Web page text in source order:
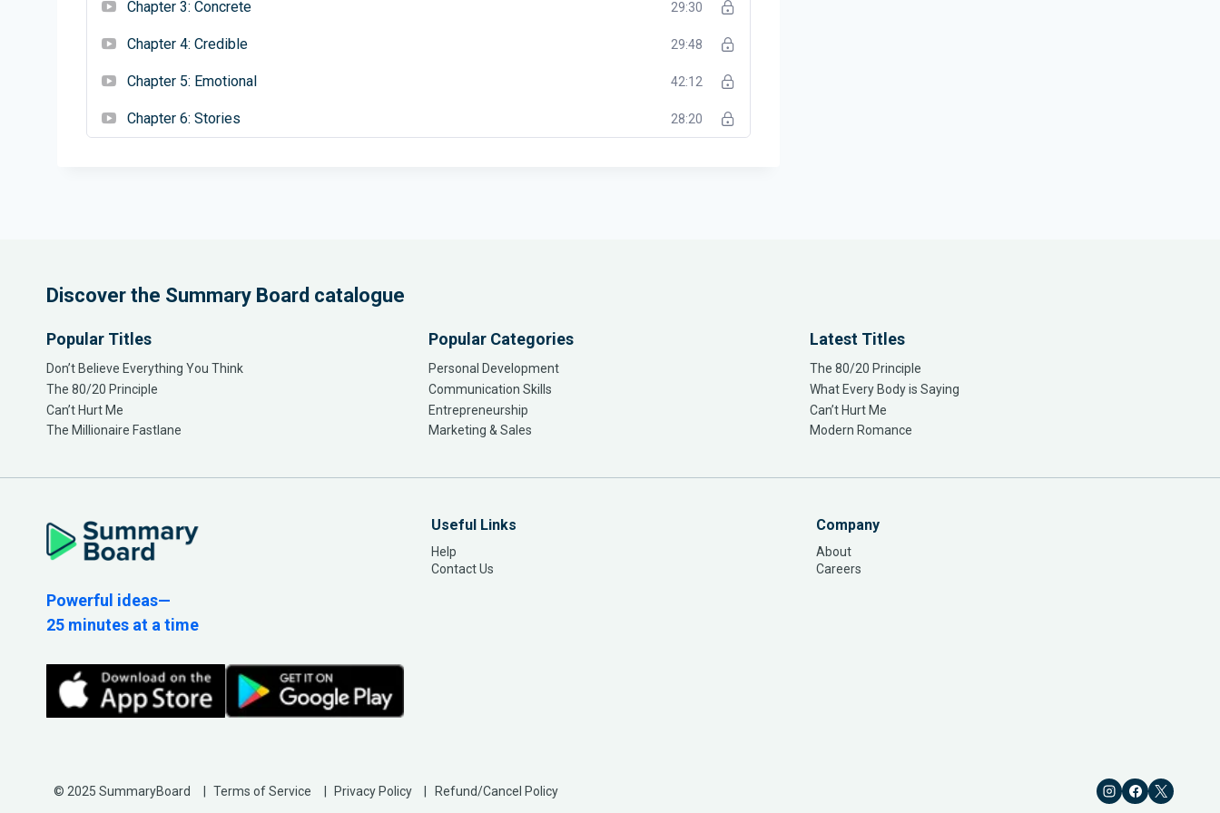
लोगों को संचार करने और समस्याओं को हल करने में मदद करने के लिए अन्य किताबें भी लिखी हैं। वे चाहते हैं कि लोग अपने विचारों को
Chapter 3: Concrete 29:30
Chapter 4: Credible 29:48
Chapter 5: Emotional 42:12
Chapter 6: Stories 28:20
Discover the Summary Board catalogue
Popular Titles
Don’t Believe Everything You Think
The 80/20 Principle
Can’t Hurt Me
The Millionaire Fastlane
Popular Categories
Personal Development
Communication Skills
Entrepreneurship
Marketing & Sales
Latest Titles
The 80/20 Principle
What Every Body is Saying
Can’t Hurt Me
Modern Romance
Powerful ideas—
25 minutes at a time
Useful Links
Help
Contact Us
Company
About
Careers
© 2025 SummaryBoard Terms of Service Privacy Policy Refund/Cancel Policy